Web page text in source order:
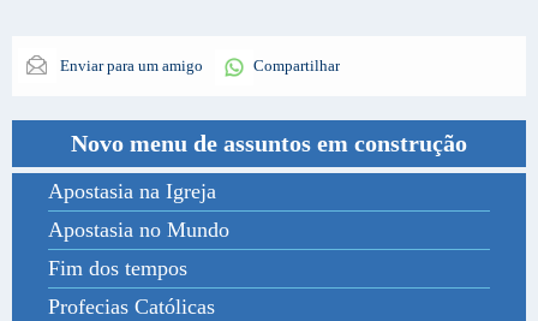
Enviar para um amigo Compartilhar
Novo menu de assuntos em construção
Apostasia na Igreja
Apostasia no Mundo
Fim dos tempos
Profecias Católicas